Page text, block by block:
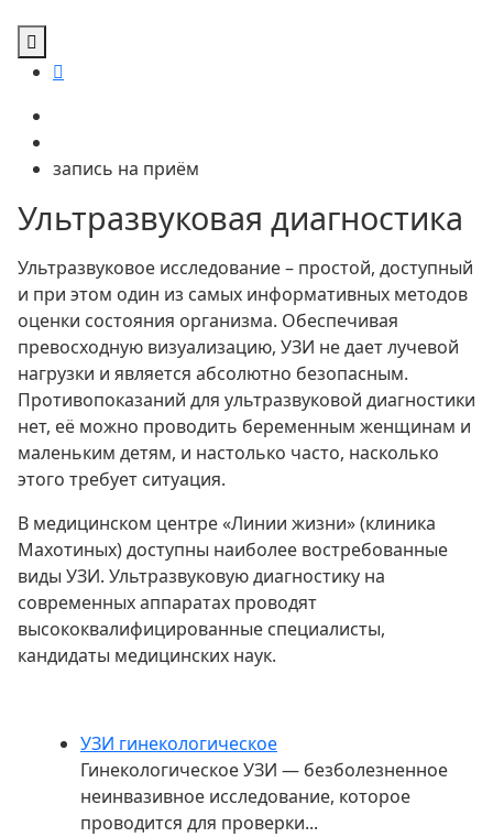
запись на приём
Ультразвуковая диагностика
Ультразвуковое исследование – простой, доступный
и при этом один из самых информативных методов
оценки состояния организма. Обеспечивая
превосходную визуализацию, УЗИ не дает лучевой
нагрузки и является абсолютно безопасным.
Противопоказаний для ультразвуковой диагностики
нет, её можно проводить беременным женщинам и
маленьким детям, и настолько часто, насколько
этого требует ситуация.
В медицинском центре «Линии жизни» (клиника
Махотиных) доступны наиболее востребованные
виды УЗИ. Ультразвуковую диагностику на
современных аппаратах проводят
высококвалифицированные специалисты,
кандидаты медицинских наук.
УЗИ гинекологическое
Гинекологическое УЗИ — безболезненное
неинвазивное исследование, которое
проводится для проверки...